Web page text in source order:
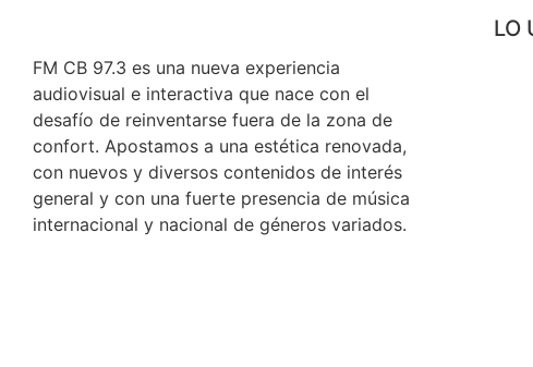
FM CB 97.3 es una nueva experiencia
audiovisual e interactiva que nace con el
desafío de reinventarse fuera de la zona de
confort. Apostamos a una estética renovada,
con nuevos y diversos contenidos de interés
general y con una fuerte presencia de música
internacional y nacional de géneros variados.
LO